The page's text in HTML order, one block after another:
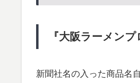
『大阪ラーメン
新聞社名の入った商品名